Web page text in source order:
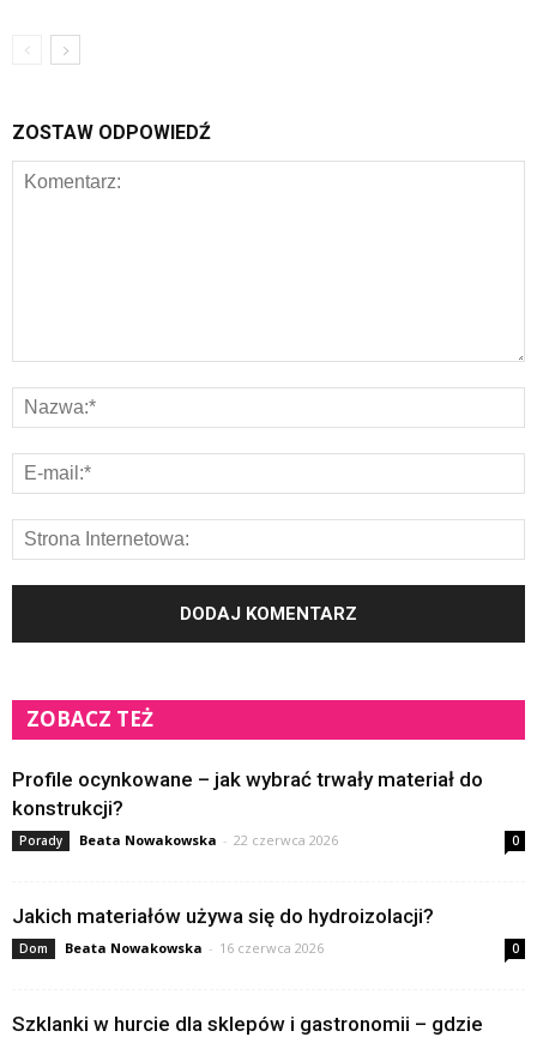
ZOSTAW ODPOWIEDŹ
ZOBACZ TEŻ
Profile ocynkowane – jak wybrać trwały materiał do
konstrukcji?
Porady Beata Nowakowska - 22 czerwca 2026 0
Jakich materiałów używa się do hydroizolacji?
Dom Beata Nowakowska - 16 czerwca 2026 0
Szklanki w hurcie dla sklepów i gastronomii – gdzie